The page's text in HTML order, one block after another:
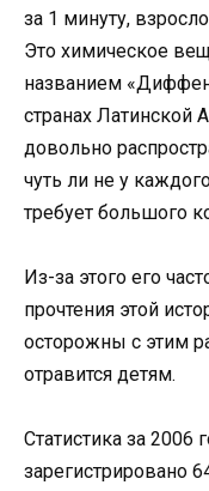
за 1 минуту,
Это химическое
названием
странах Латинской
довольно
чуть ли не у
требует большого
Из-за этого его
прочтения этой
осторожны с этим
отравится детям.
Статистика за
зарегистрировано